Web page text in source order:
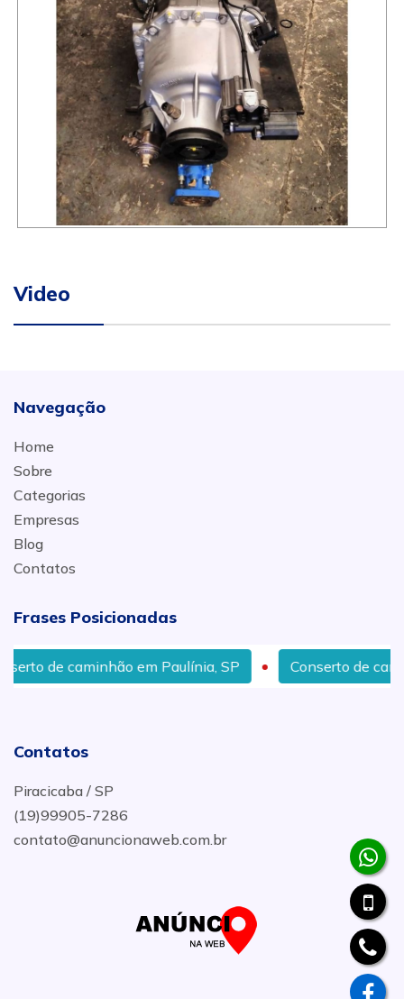
Video
Navegação
Home
Sobre
Categorias
Empresas
Blog
Contatos
Frases Posicionadas
em Paulínia, SP Conserto de caminhão em
Contatos
Piracicaba / SP
(19)99905-7286
contato@anuncionaweb.com.br